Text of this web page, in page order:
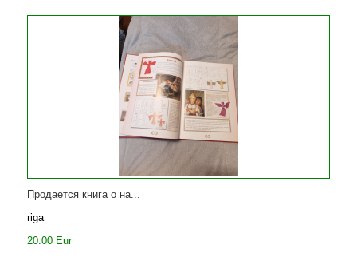
Продается книга о на...
riga
20.00 Eur